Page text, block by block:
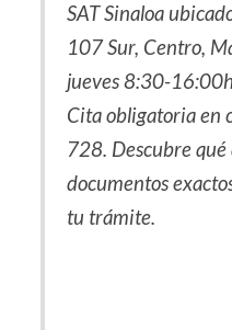
SAT Sinaloa
107 Sur, Centro,
jueves 8:30-
Cita obligatoria en
728. Descubre
documentos
tu trámite.